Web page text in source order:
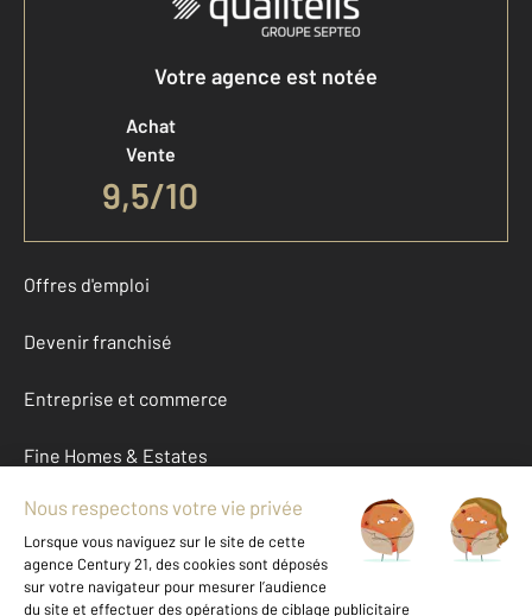
Votre agence est notée
Achat
Vente
9,5/10
Offres d'emploi
Devenir franchisé
Entreprise et commerce
Fine Homes & Estates
À propos
International